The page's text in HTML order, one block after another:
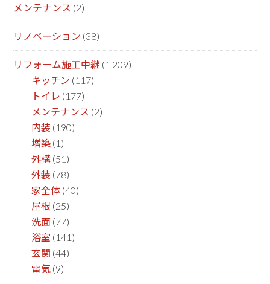
メンテナンス (2)
リノベーション (38)
リフォーム施工中継 (1,209)
キッチン (117)
トイレ (177)
メンテナンス (2)
内装 (190)
増築 (1)
外構 (51)
外装 (78)
家全体 (40)
屋根 (25)
洗面 (77)
浴室 (141)
玄関 (44)
電気 (9)